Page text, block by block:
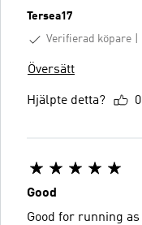
Tersea17
Verifierad köpare
Översätt
Hjälpte detta? 0
Good
Good for running as